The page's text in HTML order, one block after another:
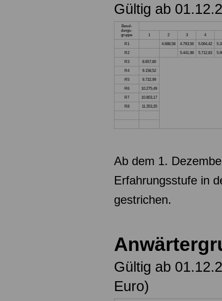
Gültig ab
Besol-
dungs-
gruppe
1 2 3
4
R1
4.688,58 4.793,56 5.064,42
R2
5.441,98 5.712,83
R3
8.657,80
R4
9.158,52
R5
9.732,99
R6
10.275,49
R7
10.803,17
R8
11.353,20
Ab dem 1.
Erfahrungsstufe in
gestrichen.
Gültig ab
Euro)